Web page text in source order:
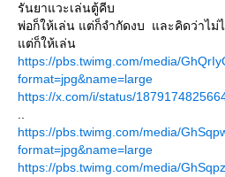
รันยาแวะเล่นตู้คีบ
พ่อก็ให้เล่น แต่ก็จำกัดงบ และคิดว่าไ
แต่ก็ให้เล่น
https://pbs.twimg.com/media/
format=jpg&name=large
https://x.com/i/status/
https://pbs.twimg.com/media/
format=jpg&name=large
https://pbs.twimg.com/media/